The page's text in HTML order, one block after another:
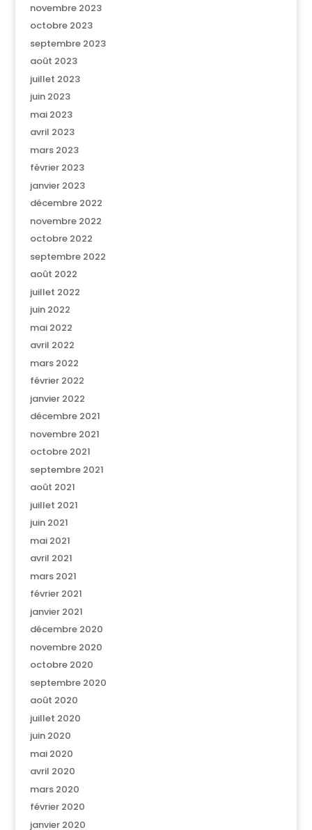
novembre 2023
octobre 2023
septembre 2023
août 2023
juillet 2023
juin 2023
mai 2023
avril 2023
mars 2023
février 2023
janvier 2023
décembre 2022
novembre 2022
octobre 2022
septembre 2022
août 2022
juillet 2022
juin 2022
mai 2022
avril 2022
mars 2022
février 2022
janvier 2022
décembre 2021
novembre 2021
octobre 2021
septembre 2021
août 2021
juillet 2021
juin 2021
mai 2021
avril 2021
mars 2021
février 2021
janvier 2021
décembre 2020
novembre 2020
octobre 2020
septembre 2020
août 2020
juillet 2020
juin 2020
mai 2020
avril 2020
mars 2020
février 2020
janvier 2020